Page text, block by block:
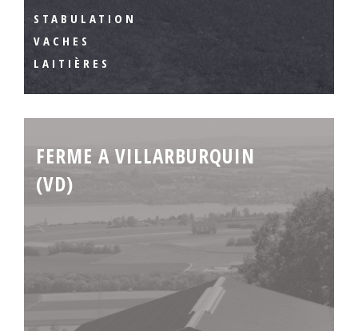
STABULATION
VACHES
LAITIÈRES
FERME A VILLARBURQUIN
(VD)